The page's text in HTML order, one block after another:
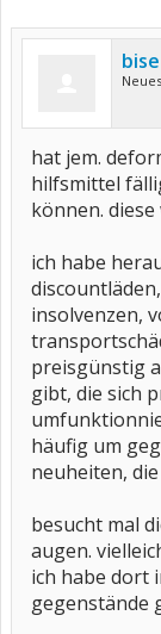
bise
hat jem.
hilfsmittel
können.
ich habe
insolvenzen,
preisgünstig
gibt, die sich
häufig um
neuheiten,
besucht mal
augen.
ich habe dort
gegenstände